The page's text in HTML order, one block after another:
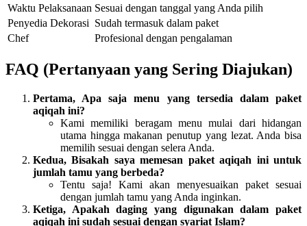
Waktu Pelaksanaan Sesuai dengan tanggal yang Anda pilih
Penyedia Dekorasi Sudah termasuk dalam paket
Chef
Profesional dengan pengalaman
FAQ (Pertanyaan yang Sering Diajukan)
Pertama, Apa saja menu yang tersedia dalam paket
aqiqah ini?
Kami memiliki beragam menu mulai dari hidangan
utama hingga makanan penutup yang lezat. Anda bisa
memilih sesuai dengan selera Anda.
Kedua, Bisakah saya memesan paket aqiqah ini untuk
jumlah tamu yang berbeda?
Tentu saja! Kami akan menyesuaikan paket sesuai
dengan jumlah tamu yang Anda inginkan.
Ketiga, Apakah daging yang digunakan dalam paket
aqiqah ini sudah sesuai dengan syariat Islam?